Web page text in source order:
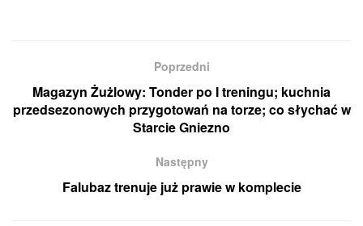
Poprzedni
Magazyn Żużlowy: Tonder po I treningu; kuchnia
przedsezonowych przygotowań na torze; co słychać w
Starcie Gniezno
Następny
Falubaz trenuje już prawie w komplecie